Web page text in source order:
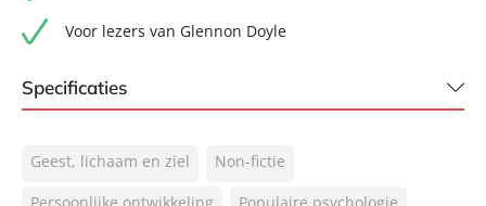
Voor lezers van Glennon Doyle
Specificaties
NUR:
770
Geest, lichaam en ziel
Non-fictie